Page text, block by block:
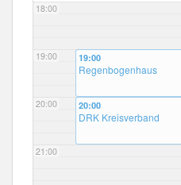
18:00
19:00
20:00
21:00
19:00
Regenbogenhaus
20:00
DRK Kreisverband